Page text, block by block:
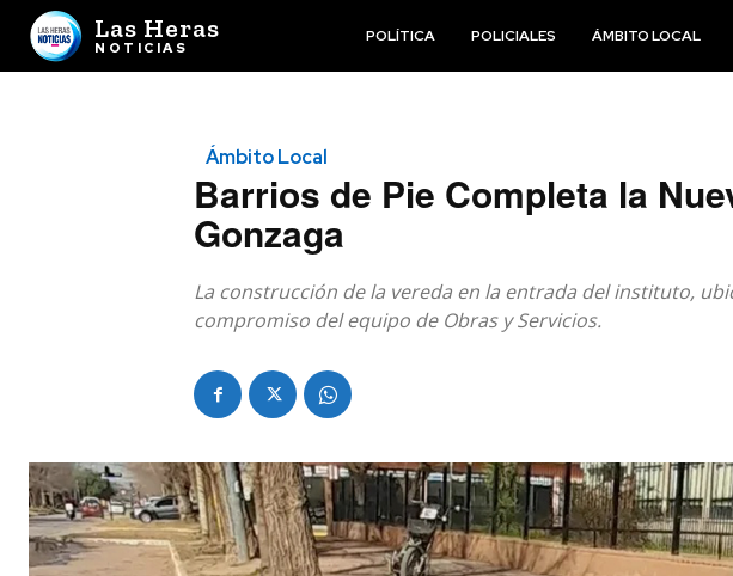
Las Heras
NOTICIAS
POLÍTICA POLICIALES ÁMBITO LOCAL
Ámbito Local
Barrios de Pie Completa la
Gonzaga
La construcción de la vereda en la entrada del instituto,
compromiso del equipo de Obras y Servicios.